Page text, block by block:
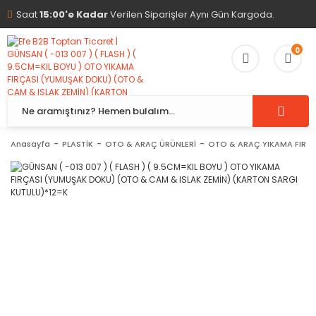
Saat15:00'e KadarVerilen Siparişler Aynı Gün Kargoda.
0
Anasayfa PLASTİK OTO & ARAÇ ÜRÜNLERİ OTO & ARAÇ YIKAMA